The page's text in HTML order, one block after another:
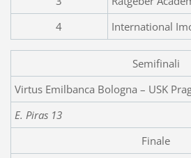
4
International
Semifinali
Virtus
E. Piras 13
Finale